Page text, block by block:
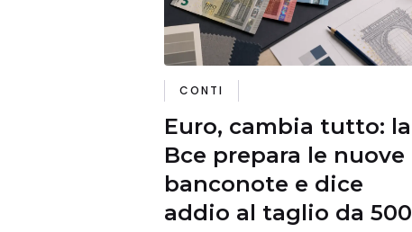
CONTI
Euro, cambia tutto: la
Bce prepara le nuove
banconote e dice
addio al taglio da 500